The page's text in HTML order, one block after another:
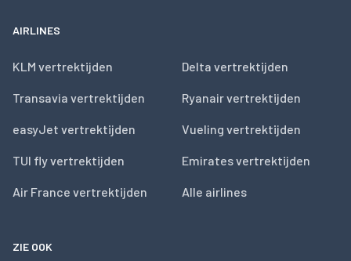
AIRLINES
KLM vertrektijden
Transavia vertrektijden
easyJet vertrektijden
TUI fly vertrektijden
Air France vertrektijden
Delta vertrektijden
Ryanair vertrektijden
Vueling vertrektijden
Emirates vertrektijden
Alle airlines
ZIE OOK